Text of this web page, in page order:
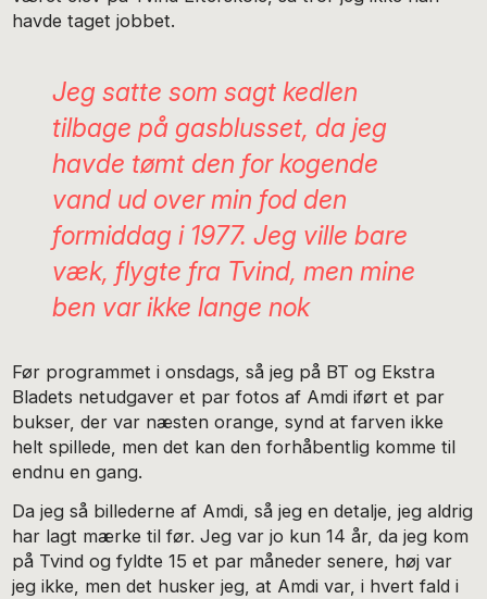
havde taget jobbet.
Jeg satte som sagt kedlen
tilbage på gasblusset, da jeg
havde tømt den for kogende
vand ud over min fod den
formiddag i 1977. Jeg ville bare
væk, flygte fra Tvind, men mine
ben var ikke lange nok
Før programmet i onsdags, så jeg på BT og Ekstra
Bladets netudgaver et par fotos af Amdi iført et par
bukser, der var næsten orange, synd at farven ikke
helt spillede, men det kan den forhåbentlig komme til
endnu en gang.
Da jeg så billederne af Amdi, så jeg en detalje, jeg aldrig
har lagt mærke til før. Jeg var jo kun 14 år, da jeg kom
på Tvind og fyldte 15 et par måneder senere, høj var
jeg ikke, men det husker jeg, at Amdi var, i hvert fald i